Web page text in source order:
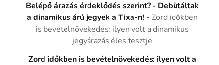
Belépő árazás érdeklődés szerint? - Debütáltak
a dinamikus árú jegyek a Tixa-n! -Zord időkben
is bevételnövekedés: ilyen volt a dinamikus
jegyárazás éles tesztje
Zord időkben is bevételnövekedés: ilyen volt a